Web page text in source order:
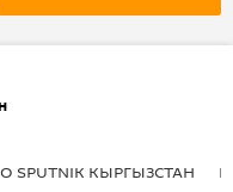
SPUTNIK КЫРГЫЗСТАН